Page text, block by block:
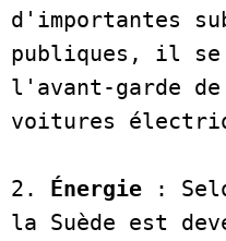
d'importantes
publiques, il se
l'avant-garde
voitures
2. Énergie :
la Suède est